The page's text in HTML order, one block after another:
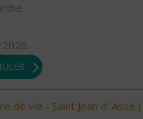
de vie - Saint Jean d' Assé